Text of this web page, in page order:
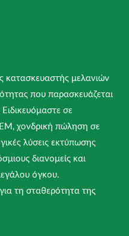
κατασκευαστής μελανιών
που παρασκευάζεται
σε
χονδρική πώληση σε
λύσεις εκτύπωσης
διανομείς και
όγκου.
τη σταθερότητα της